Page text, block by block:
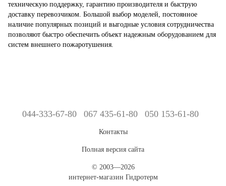
техническую поддержку, гарантию производителя и быструю
доставку перевозчиком. Большой выбор моделей, постоянное
наличие популярных позиций и выгодные условия сотрудничества
позволяют быстро обеспечить объект надежным оборудованием для
систем внешнего пожаротушения.
044-333-67-80 067 435-61-80 050 153-61-80
Контакты
Полная версия сайта
© 2003—2026
интернет-магазин Гидротерм